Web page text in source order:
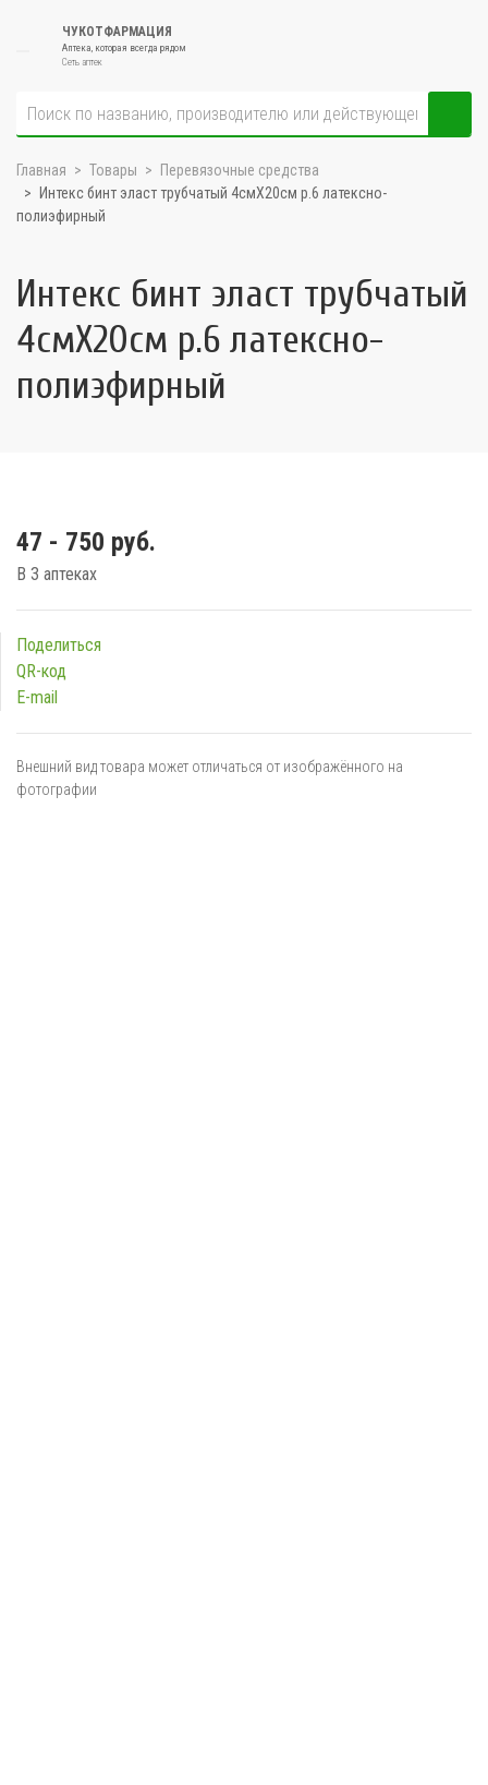
ЧУКОТФАРМАЦИЯ
Аптека, которая всегда рядом
Сеть аптек
Главная Товары
Перевязочные средства
Интекс бинт эласт трубчатый 4смX20см р.6 латексно-
полиэфирный
Интекс бинт эласт трубчатый
4смX20см р.6 латексно-
полиэфирный
47 - 750 руб.
В 3 аптеках
Поделиться
QR-код
E-mail
Внешний вид товара может отличаться от изображённого на
фотографии